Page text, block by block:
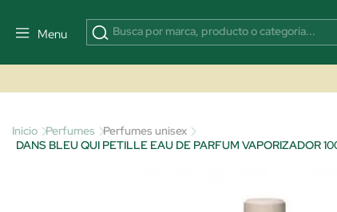
Menu
Inicio Perfumes
Perfumes unisex
DANS BLEU QUI PETILLE EAU DE PARFUM VAPORIZADOR